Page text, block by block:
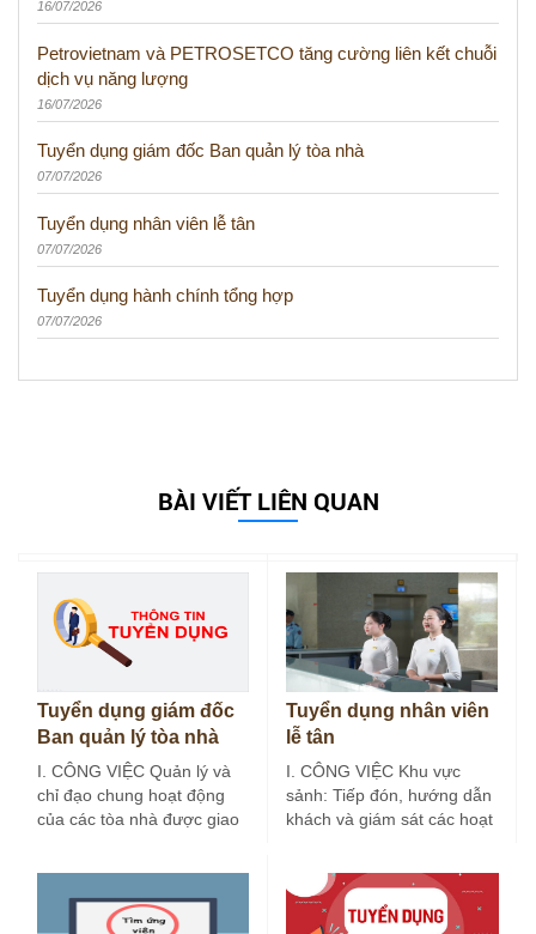
16/07/2026
Petrovietnam và PETROSETCO tăng cường liên kết chuỗi
dịch vụ năng lượng
16/07/2026
Tuyển dụng giám đốc Ban quản lý tòa nhà
07/07/2026
Tuyển dụng nhân viên lễ tân
07/07/2026
Tuyển dụng hành chính tổng hợp
07/07/2026
BÀI VIẾT LIÊN QUAN
Tuyển dụng giám đốc
Ban quản lý tòa nhà
I. CÔNG VIỆC Quản lý và
chỉ đạo chung hoạt động
của các tòa nhà được giao
Tuyển dụng nhân viên
lễ tân
I. CÔNG VIỆC Khu vực
sảnh: Tiếp đón, hướng dẫn
khách và giám sát các hoạt